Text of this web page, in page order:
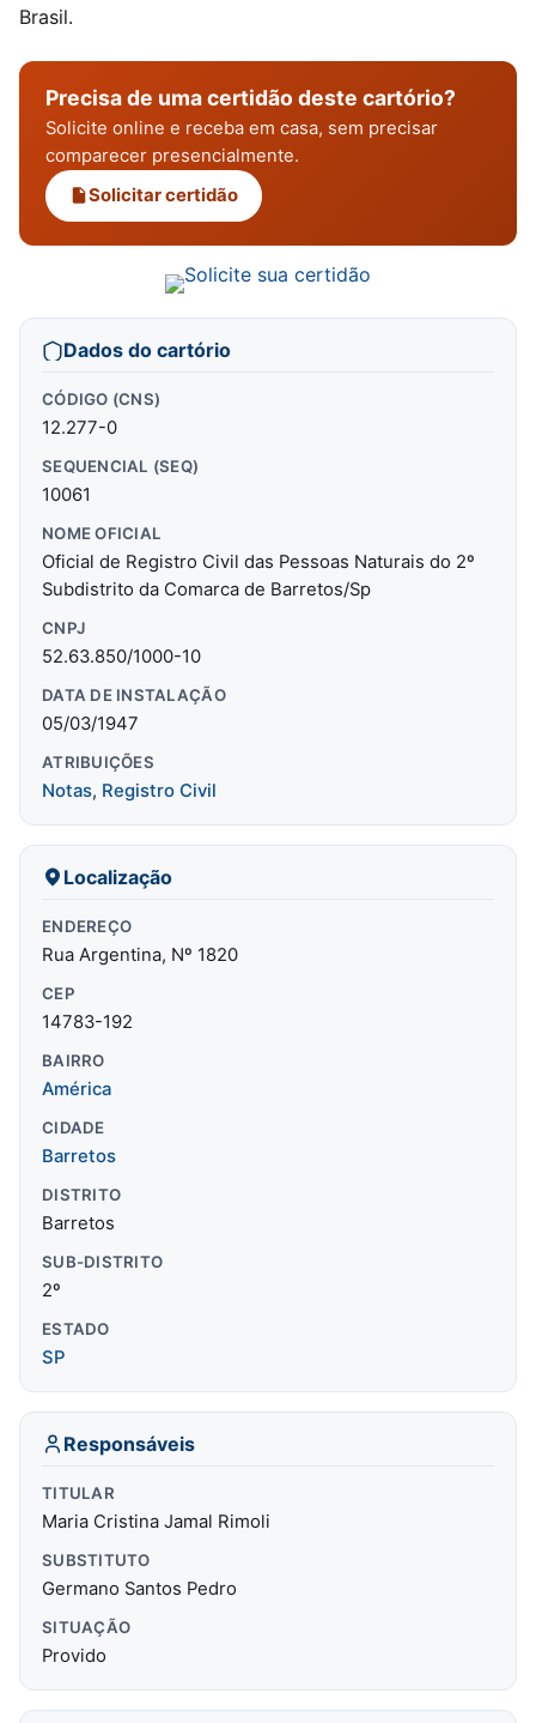
Brasil.
Precisa de uma certidão deste cartório?
Solicite online e receba em casa, sem precisar
comparecer presencialmente.
Solicitar certidão
Dados do cartório
CÓDIGO (CNS)
12.277-0
SEQUENCIAL (SEQ)
10061
NOME OFICIAL
Oficial de Registro Civil das Pessoas Naturais do 2º
Subdistrito da Comarca de Barretos/Sp
CNPJ
52.63.850/1000-10
DATA DE INSTALAÇÃO
05/03/1947
ATRIBUIÇÕES
Notas, Registro Civil
Localização
ENDEREÇO
Rua Argentina, Nº 1820
CEP
14783-192
BAIRRO
América
CIDADE
Barretos
DISTRITO
Barretos
SUB-DISTRITO
2º
ESTADO
SP
Responsáveis
TITULAR
Maria Cristina Jamal Rimoli
SUBSTITUTO
Germano Santos Pedro
SITUAÇÃO
Provido